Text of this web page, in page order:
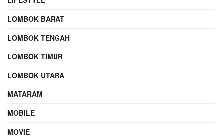
LOMBOK BARAT
LOMBOK TENGAH
LOMBOK TIMUR
LOMBOK UTARA
MATARAM
MOBILE
MOVIE